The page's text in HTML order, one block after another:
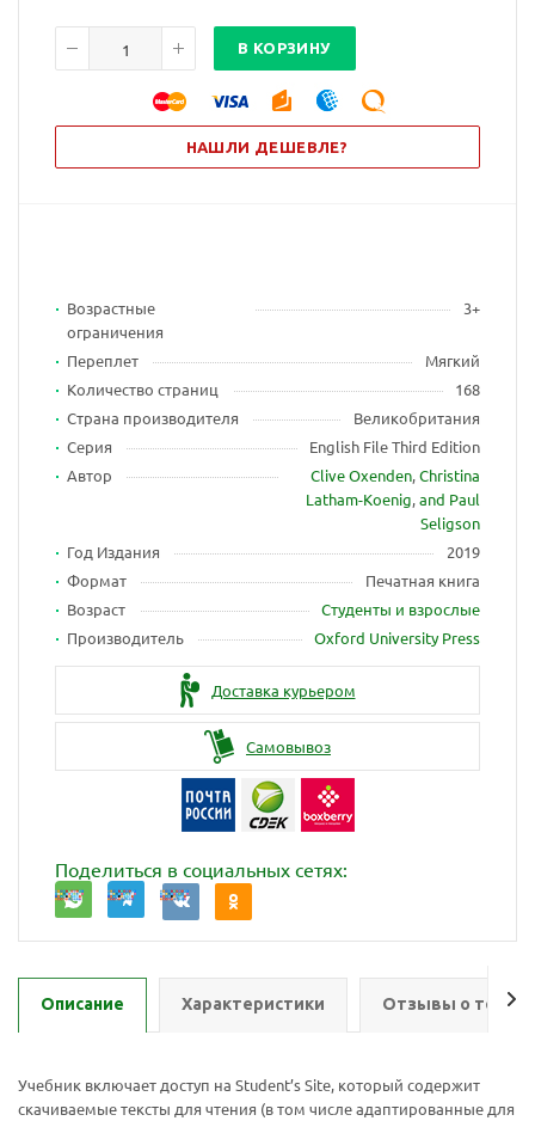
В КОРЗИНУ
НАШЛИ ДЕШЕВЛЕ?
Возрастные
ограничения
3+
Переплет
Мягкий
Количество страниц
168
Страна производителя
Великобритания
Серия
English File Third Edition
Автор
Clive Oxenden,Christina
Latham-Koenig,and Paul
Seligson
Год Издания
2019
Формат
Печатная книга
Возраст
Студенты и взрослые
Производитель
Oxford University Press
Доставка курьером
Самовывоз
Поделиться в социальных сетях:
Описание Характеристики Отзывы о
Учебник включает доступ на Student’s Site, который содержит
скачиваемые тексты для чтения (в том числе адаптированные для
Ваш E-mail:
Ваш E-mail: